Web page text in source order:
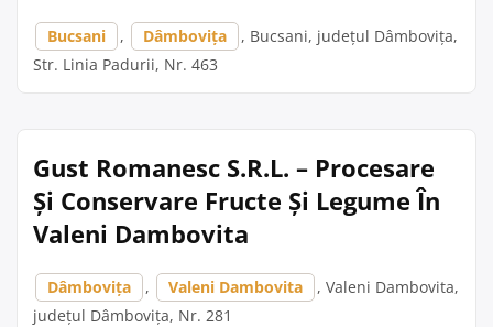
Bucsani , Dâmbovița
, Bucsani, județul Dâmbovița,
Str. Linia Padurii, Nr. 463
Gust Romanesc S.R.L. – Procesare
Și Conservare Fructe Și Legume În
Valeni Dambovita
Dâmbovița , Valeni Dambovita
, Valeni Dambovita,
județul Dâmbovița, Nr. 281